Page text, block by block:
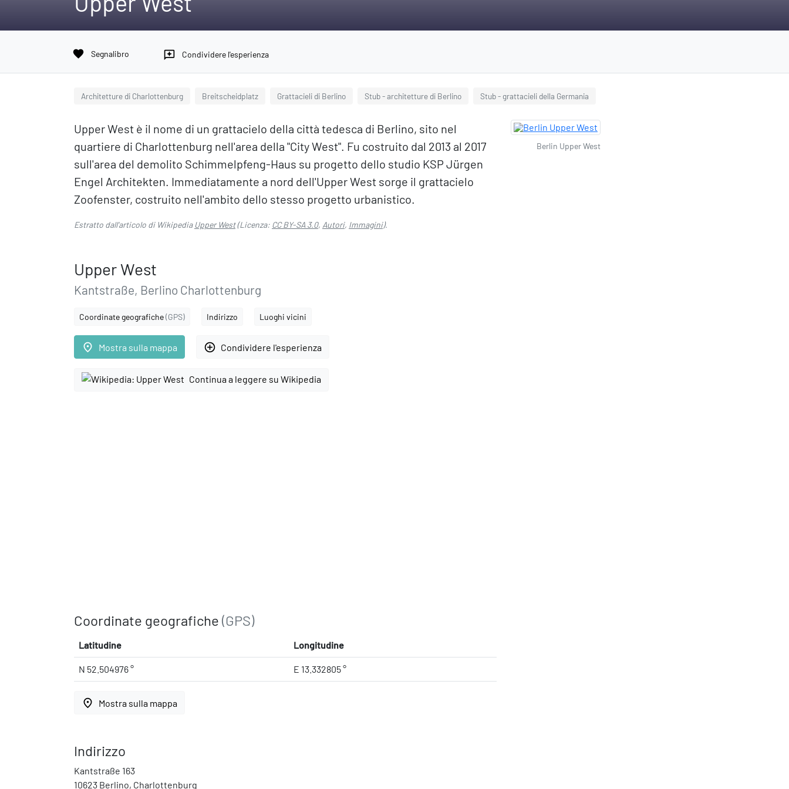
favorite Segnalibro reviews Condividere l'esperienza
Architetture di Charlottenburg Breitscheidplatz Grattacieli di Berlino Stub - architetture di Berlino Stub - grattacieli della Germania
Upper West è il nome di un grattacielo della città tedesca di Berlino, sito nel
quartiere di Charlottenburg nell'area della "City West". Fu costruito dal 2013 al 2017
sull'area del demolito Schimmelpfeng-Haus su progetto dello studio KSP Jürgen
Engel Architekten. Immediatamente a nord dell'Upper West sorge il grattacielo
Zoofenster, costruito nell'ambito dello stesso progetto urbanistico.
Estratto dall'articolo di Wikipedia Upper West(Licenza: CC BY-SA 3.0, Autori, Immagini).
Upper West
Kantstraße, Berlino Charlottenburg
Coordinate geografiche(GPS) Indirizzo Luoghi vicini
place Mostra sulla mappa add_circle_outline Condividere l'esperienza
Continua a leggere su Wikipedia
Coordinate geografiche (GPS)
Latitudine Longitudine
N 52.504976 ° E 13.332805 °
place Mostra sulla mappa
Indirizzo
Kantstraße 163
10623 Berlino, Charlottenburg
Berlin Upper West